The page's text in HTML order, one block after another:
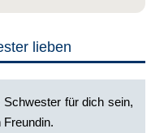
lieben
für dich sein,